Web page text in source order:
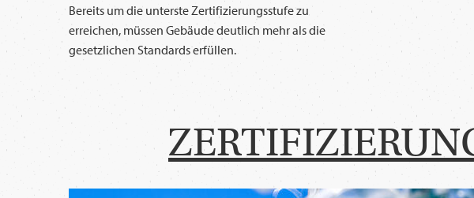
Bereits um die unterste Zertifizierungsstufe zu
erreichen, müssen Gebäude deutlich mehr als die
gesetzlichen Standards erfüllen.